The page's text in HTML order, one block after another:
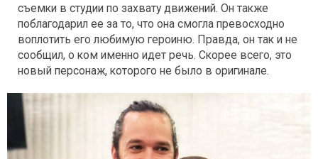
съемки в студии по захвату движений. Он также
поблагодарил ее за то, что она смогла превосходно
воплотить его любимую героиню. Правда, он так и не
сообщил, о ком именно идет речь. Скорее всего, это
новый персонаж, которого не было в оригинале.